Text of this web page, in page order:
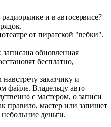
и в автосервисе?
от пиратской "вебки".
обновленная
бесплатно,
заказчику и
файле. Владельцу авто
с мастером, о записи
правило, мастер или запишет
деньги.